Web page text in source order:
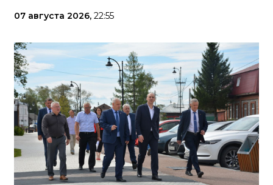
07 августа 2026, 22:55